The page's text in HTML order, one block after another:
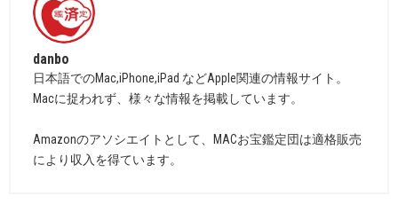
danbo
日本語でのMac,iPhone,iPad などApple関連の情報サイト。
Macに捉われず、様々な情報を掲載しています。
Amazonのアソシエイトとして、MACお宝鑑定団は適格販売
により収入を得ています。